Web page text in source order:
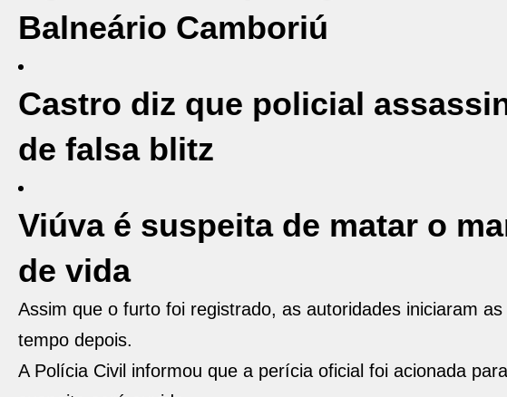
Balneário Camboriú
Castro diz que policial
de falsa blitz
Viúva é suspeita de matar o
de vida
Assim que o furto foi registrado, as autoridades iniciaram
tempo depois.
A Polícia Civil informou que a perícia oficial foi acionada